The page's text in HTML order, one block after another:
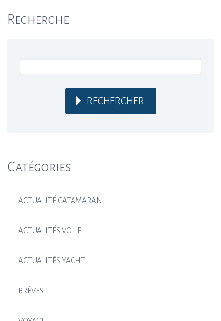
Recherche
RECHERCHER
Catégories
ACTUALITÉ CATAMARAN
ACTUALITÉS VOILE
ACTUALITÉS YACHT
BRÈVES